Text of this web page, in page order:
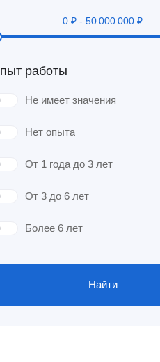
0 ₽ - 50 000 000 ₽
работы
Не имеет значения
Нет опыта
От 1 года до 3 лет
От 3 до 6 лет
Более 6 лет
Найти